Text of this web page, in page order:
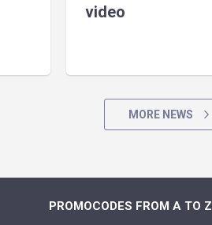
video
MORE NEWS
PROMOCODES FROM A TO Z